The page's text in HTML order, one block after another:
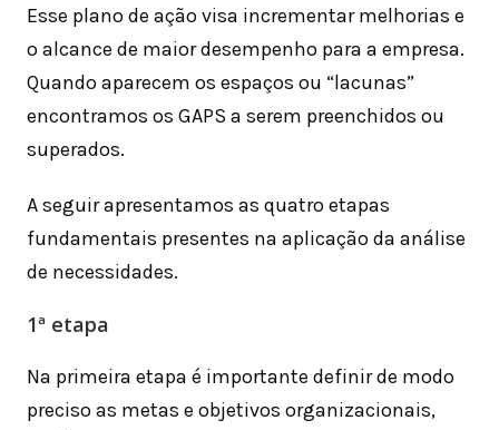
Esse plano de ação visa incrementar melhorias e
o alcance de maior desempenho para a empresa.
Quando aparecem os espaços ou “lacunas”
encontramos os GAPS a serem preenchidos ou
superados.
A seguir apresentamos as quatro etapas
fundamentais presentes na aplicação da análise
de necessidades.
1ª etapa
Na primeira etapa é importante definir de modo
preciso as metas e objetivos organizacionais,